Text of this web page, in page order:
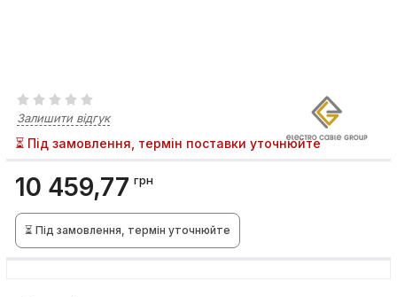
Залишити відгук
⏳ Під замовлення, термін поставки уточнюйте
10 459,77 грн
⏳ Під замовлення, термін уточнюйте